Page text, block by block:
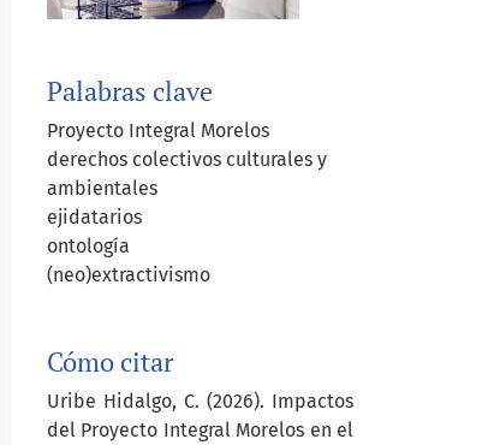
Palabras clave
Proyecto Integral Morelos
derechos colectivos culturales y
ambientales
ejidatarios
ontología
(neo)extractivismo
Cómo citar
Uribe Hidalgo, C. (2026). Impactos
del Proyecto Integral Morelos en el